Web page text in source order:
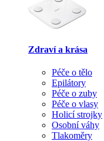
Zdraví a krása
Péče o tělo
Epilátory
Péče o zuby
Péče o vlasy
Holicí strojky
Osobní váhy
Tlakoměry